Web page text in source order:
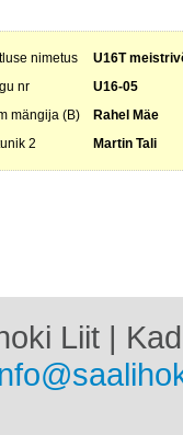
nimetus
U16T
nr
U16-05
mängija (B)
Rahel Mäe
2 Martin Tali
Liit |